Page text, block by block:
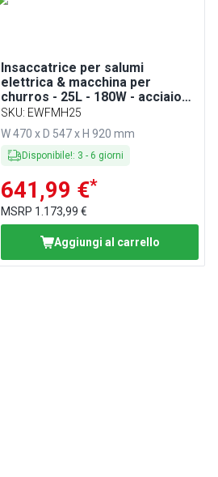
Insaccatrice per salumi
elettrica & macchina per
churros - 25L - 180W - acciaio
inox - con comando a pedale & 4
imbuti insaccatori & 3 inserti
per churros
SKU: EWFMH25
W 470 x D 547 x H 920 mm
Disponibile!: 3 - 6 giorni
641,99 €*
MSRP 1.173,99 €
Aggiungi al carrello